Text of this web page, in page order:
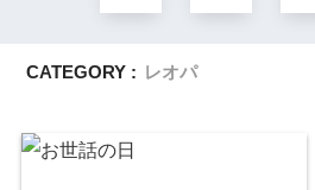
CATEGORY : レオパ